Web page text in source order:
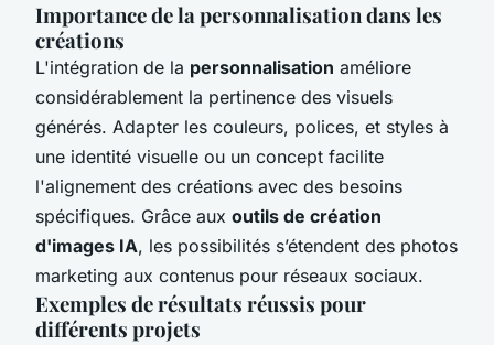
Importance de la personnalisation dans les
créations
L'intégration de la personnalisation améliore
considérablement la pertinence des visuels
générés. Adapter les couleurs, polices, et styles à
une identité visuelle ou un concept facilite
l'alignement des créations avec des besoins
spécifiques. Grâce aux outils de création
d'images IA, les possibilités s’étendent des photos
marketing aux contenus pour réseaux sociaux.
Exemples de résultats réussis pour
différents projets